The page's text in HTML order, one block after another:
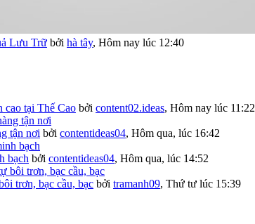
Lưu Trữ bởi hà tây, Hôm nay lúc 12:40
cao tại Thế Cao bởi content02.ideas, Hôm nay lúc 11:22
tận nơi bởi contentideas04, Hôm qua, lúc 16:42
bạch bởi contentideas04, Hôm qua, lúc 14:52
trơn, bạc cầu, bạc bởi tramanh09, Thứ tư lúc 15:39